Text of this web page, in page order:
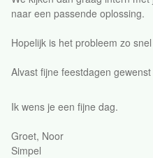
naar een passende oplossing.
Hopelijk is het probleem zo
Alvast fijne feestdagen
Ik wens je een fijne dag.
Groet, Noor
Simpel​​​​​​​